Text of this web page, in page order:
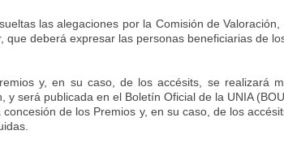
las alegaciones por la Comisión de
que deberá expresar las personas beneficiarias de
y, en su caso, de los accésits, se realizará
y será publicada en el Boletín Oficial de la UNIA
concesión de los Premios y, en su caso, de los